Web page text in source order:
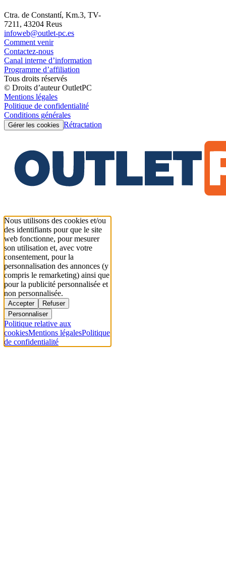
Ctra. de Constantí, Km.3, TV-
7211, 43204 Reus
infoweb@outlet-pc.es
Comment venir
Contactez-nous
Canal interne d’information
Programme d’affiliation
Tous droits réservés
© Droits d’auteur OutletPC
Mentions légales
Politique de confidentialité
Conditions générales
Gérer les cookies Rétractation
Nous utilisons des cookies et/ou
des identifiants pour que le site
web fonctionne, pour mesurer
son utilisation et, avec votre
consentement, pour la
personnalisation des annonces (y
compris le remarketing) ainsi que
pour la publicité personnalisée et
non personnalisée.
Accepter
Refuser
Personnaliser
Politique relative aux
cookiesMentions légalesPolitique
de confidentialité